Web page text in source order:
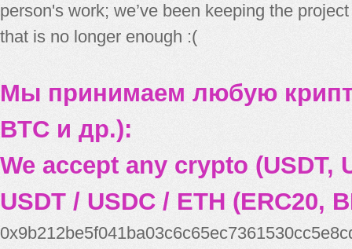
person's work; we’ve been keeping the
that is no longer enough :(
Мы принимаем любую
BTC и др.):
We accept any crypto (USDT,
USDT / USDC / ETH (ERC20,